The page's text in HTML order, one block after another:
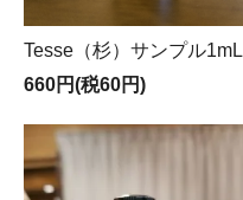
Tesse（杉）サンプル1mL
660円(税60円)